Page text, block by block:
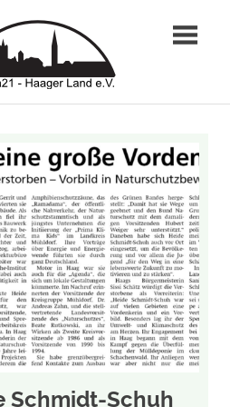
e.
V.
Schmidt-Schuh